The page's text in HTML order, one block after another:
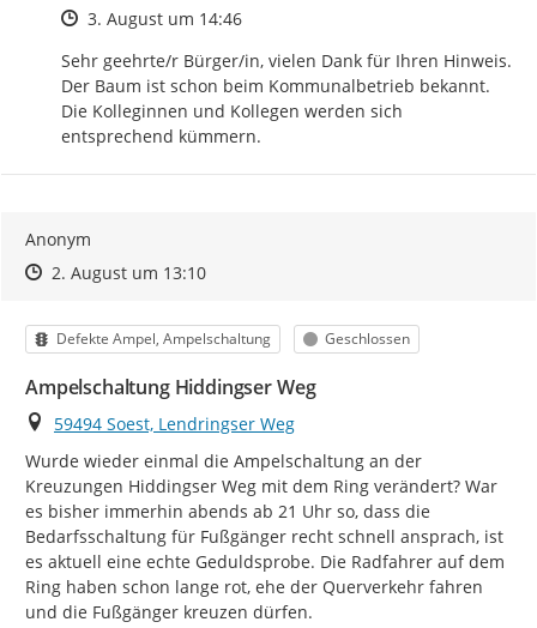
Zeitpunkt des Erstellens
3. August um 14:46
Sehr geehrte/r Bürger/in, vielen Dank für Ihren Hinweis.
Der Baum ist schon beim Kommunalbetrieb bekannt.
Die Kolleginnen und Kollegen werden sich
entsprechend kümmern.
Anonym
Zeitpunkt des Erstellens
Zeitpunkt des Erstellens
2. August um 13:10Zur Äußerung
Kategorie
Defekte Ampel, Ampelschaltung Status
Geschlossen
Ampelschaltung Hiddingser Weg
Ort
59494 Soest, Lendringser Weg
Wurde wieder einmal die Ampelschaltung an der
Kreuzungen Hiddingser Weg mit dem Ring verändert? War
es bisher immerhin abends ab 21 Uhr so, dass die
Bedarfsschaltung für Fußgänger recht schnell ansprach, ist
es aktuell eine echte Geduldsprobe. Die Radfahrer auf dem
Ring haben schon lange rot, ehe der Querverkehr fahren
und die Fußgänger kreuzen dürfen.